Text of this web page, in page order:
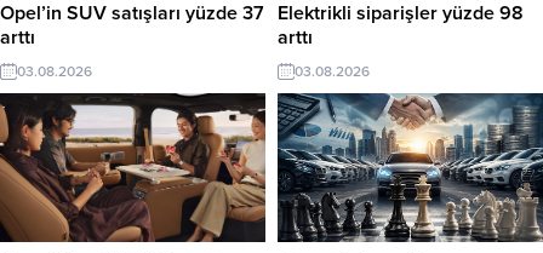
Opel’in SUV satışları yüzde 37
arttı
03.08.2026
Elektrikli siparişler yüzde 98
arttı
03.08.2026